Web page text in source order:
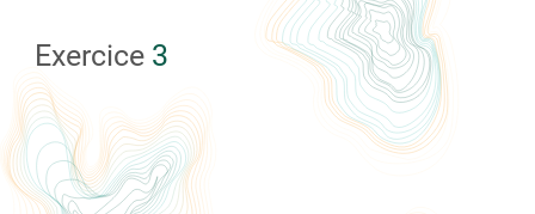
Exercice 3